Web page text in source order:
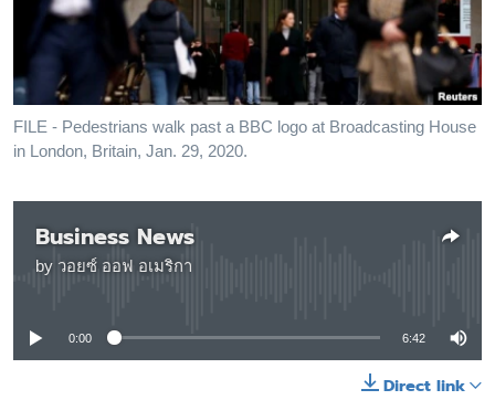
ตรวจสอบข่าว
เรียนรู้ภาษาอังกฤษ
พอดคาสต์
ติดตามเรา
เลือกภาษา
FILE - Pedestrians walk past a BBC logo at Broadcasting House
in London, Britain, Jan. 29, 2020.
Business News
by วอยซ์ ออฟ อเมริกา
No media source currently available
0:00 6:42
Direct link